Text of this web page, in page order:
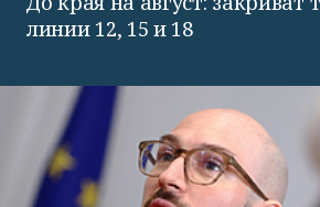
линии 12, 15 и 18